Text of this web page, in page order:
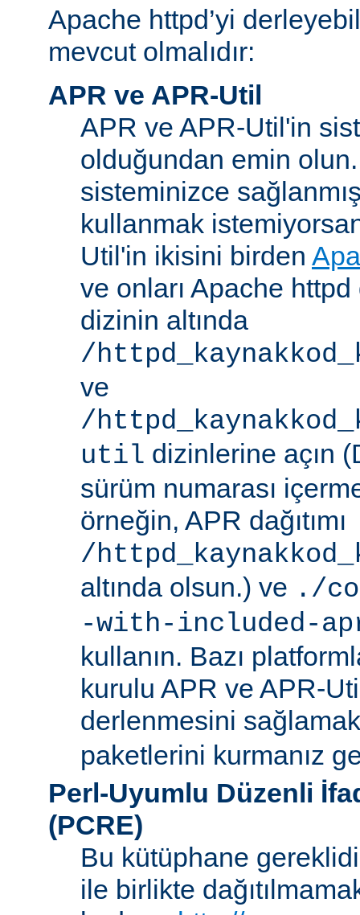
Apache httpd’yi
mevcut olmalıdır:
APR ve APR-Util
APR ve APR-Util'in
olduğundan emin
sisteminizce
kullanmak
Util'in ikisini birden
ve onları Apache httpd
dizinin altında
/
ve
/
util dizinlerine açın
sürüm numarası
örneğin, APR dağıtımı
/
altında olsun.) ve ./
-with-included-
kullanın. Bazı
kurulu APR ve APR-
derlenmesini
paketlerini kurmanız
Perl-Uyumlu Düzenli
(PCRE)
Bu kütüphane
ile birlikte